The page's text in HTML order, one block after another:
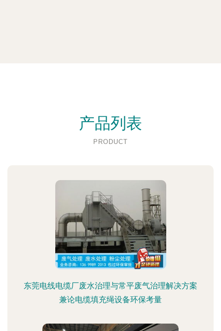
产品列表
PRODUCT
东莞电线电缆厂废水治理与常平废气治理解决方案
兼论电缆填充绳设备环保考量